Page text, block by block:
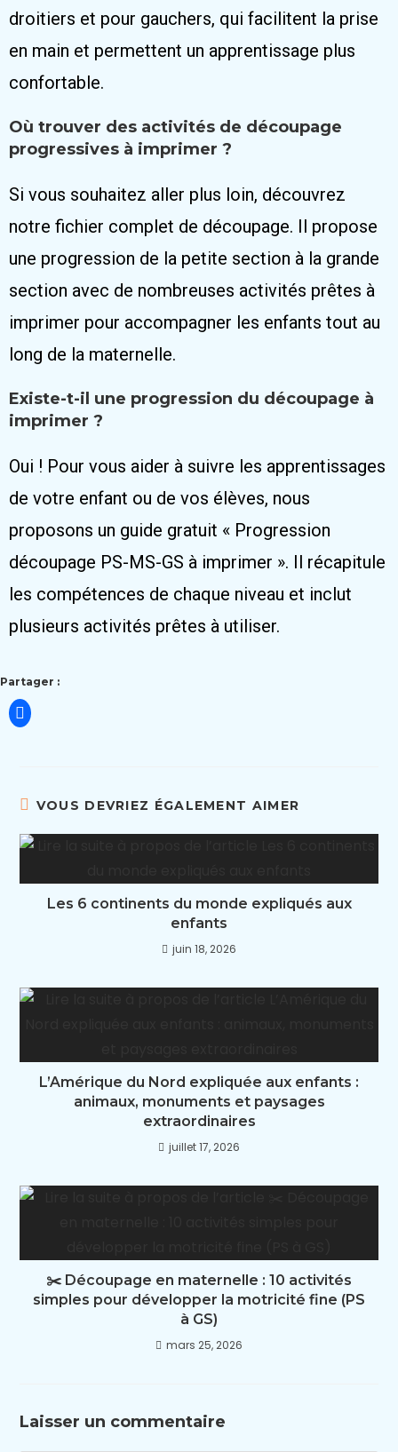
droitiers et pour gauchers, qui facilitent la prise
en main et permettent un apprentissage plus
confortable.
Où trouver des activités de découpage
progressives à imprimer ?
Si vous souhaitez aller plus loin, découvrez
notre fichier complet de découpage. Il propose
une progression de la petite section à la grande
section avec de nombreuses activités prêtes à
imprimer pour accompagner les enfants tout au
long de la maternelle.
Existe-t-il une progression du découpage à
imprimer ?
Oui ! Pour vous aider à suivre les apprentissages
de votre enfant ou de vos élèves, nous
proposons un guide gratuit « Progression
découpage PS-MS-GS à imprimer ». Il récapitule
les compétences de chaque niveau et inclut
plusieurs activités prêtes à utiliser.
Partager :
VOUS DEVRIEZ ÉGALEMENT AIMER
Les 6 continents du monde expliqués aux
enfants
juin 18, 2026
L’Amérique du Nord expliquée aux enfants :
animaux, monuments et paysages
extraordinaires
juillet 17, 2026
✂️ Découpage en maternelle : 10 activités
simples pour développer la motricité fine (PS
à GS)
mars 25, 2026
Laisser un commentaire